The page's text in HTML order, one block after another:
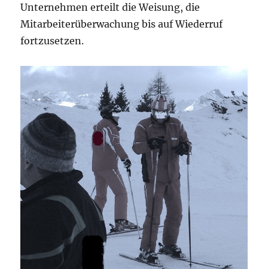
Unternehmen erteilt die Weisung, die
Mitarbeiterüberwachung bis auf Wiederruf
fortzusetzen.